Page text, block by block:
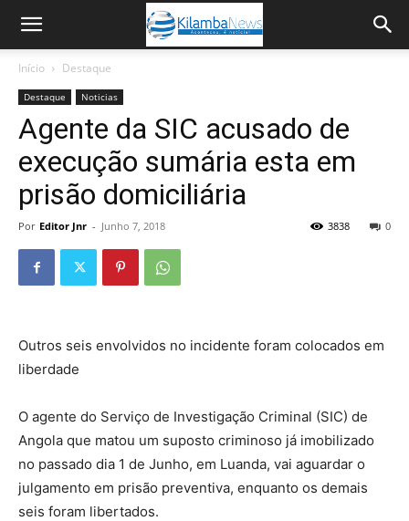
Início Destaque
Destaque Noticias
Agente da SIC acusado de
execução sumária esta em
prisão domiciliária
Por Editor Jnr - Junho 7, 2018 0
3838
Outros seis envolvidos no incidente foram colocados em
liberdade
O agente do Serviço de Investigação Criminal (SIC) de
Angola que matou um suposto criminoso já imobilizado
no passado dia 1 de Junho, em Luanda, vai aguardar o
julgamento em prisão preventiva, enquanto os demais
seis foram libertados.